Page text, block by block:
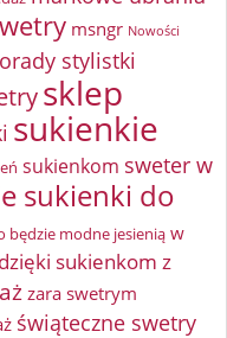
msngr Nowości
stylistki
sklep
sukienkie
sukienkom sweter w
sukienki do
będzie modne jesienią w
sukienkom z
zara swetrym
świąteczne swetry